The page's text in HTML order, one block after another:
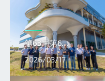
第63屆第6…
2026/03/17